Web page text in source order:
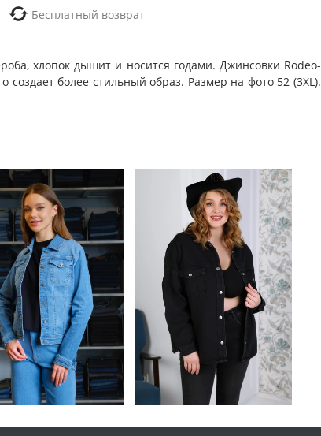
Бесплатный возврат
хлопок дышит и носится годами. Джинсовки Rodeo-
более стильный образ. Размер на фото 52 (3XL).